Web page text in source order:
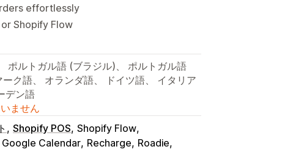
effortlessly
Shopify Flow
ポルトガル語 (ブラジル)、 ポルトガル語
ク語、 オランダ語、 ドイツ語、 イタリア
デン語
ません
Shopify POS Shopify Flow
Google Calendar Recharge Roadie